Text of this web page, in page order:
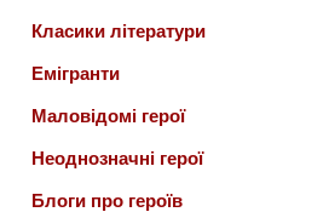
Класики літератури
Емігранти
Маловідомі герої
Неоднозначні герої
Блоги про героїв